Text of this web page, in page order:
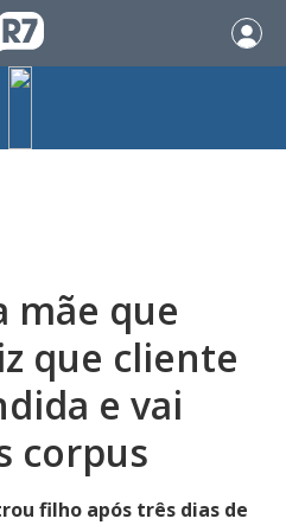
mãe que
que cliente
e vai
corpus
filho após três dias de